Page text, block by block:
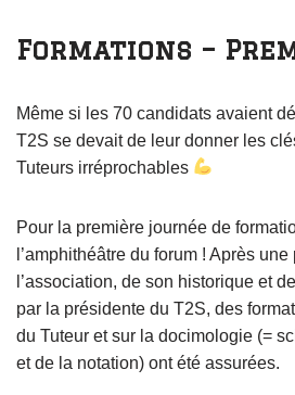
Formations –
Même si les 70 candidats avaient
T2S se devait de leur donner les
Tuteurs irréprochables
Pour la première journée de
l’amphithéâtre du forum ! Après
l’association, de son historique et
par la présidente du T2S, des
du Tuteur et sur la docimologie (=
et de la notation) ont été assurées.